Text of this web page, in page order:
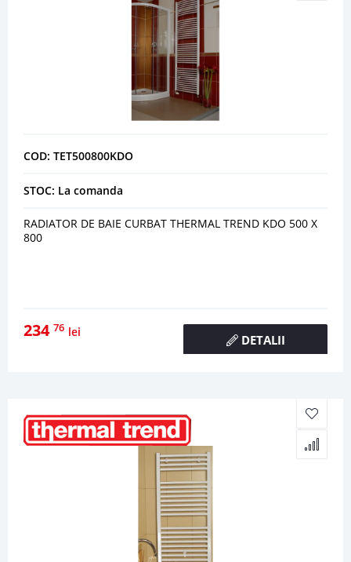
COD: TET500800KDO
STOC: La comanda
RADIATOR DE BAIE CURBAT THERMAL TREND KDO 500 X
800
234 76 lei
DETALII